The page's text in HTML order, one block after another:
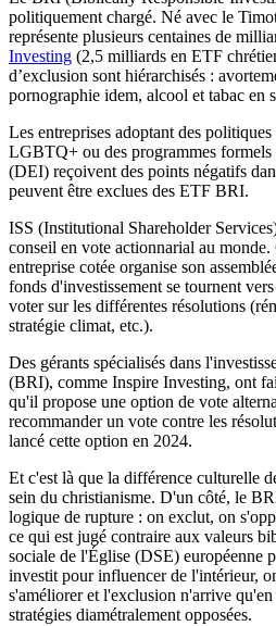
politiquement chargé. Né avec le
représente plusieurs centaines de
Investing (2,5 milliards en ETF
d’exclusion sont hiérarchisés :
pornographie idem, alcool et tabac en
Les entreprises adoptant des
LGBTQ+ ou des programmes
(DEI) reçoivent des points négatifs
peuvent être exclues des ETF BRI.
ISS (Institutional Shareholder Services
conseil en vote actionnarial au
entreprise cotée organise son
fonds d'investissement se tournent
voter sur les différentes résolutions
stratégie climat, etc.).
Des gérants spécialisés dans
(BRI), comme Inspire Investing, ont
qu'il propose une option de vote
recommander un vote contre les
lancé cette option en 2024.
Et c'est là que la différence culturelle
sein du christianisme. D'un côté, le
logique de rupture : on exclut, on
ce qui est jugé contraire aux valeurs
sociale de l'Église (DSE) européenne
investit pour influencer de l'intérieur,
s'améliorer et l'exclusion n'arrive
stratégies diamétralement opposées.